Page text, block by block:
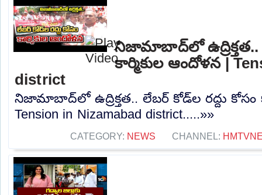
నిజామాబాద్‌లో ఉద్రిక్తత..
కార్మికుల ఆందోళన |
district
నిజామాబాద్‌లో ఉద్రిక్తత.. లేబర్ కోడ్‌ల రద్దు కోసం
Tension in Nizamabad district.....»»
CATEGORY: NEWS CHANNEL: